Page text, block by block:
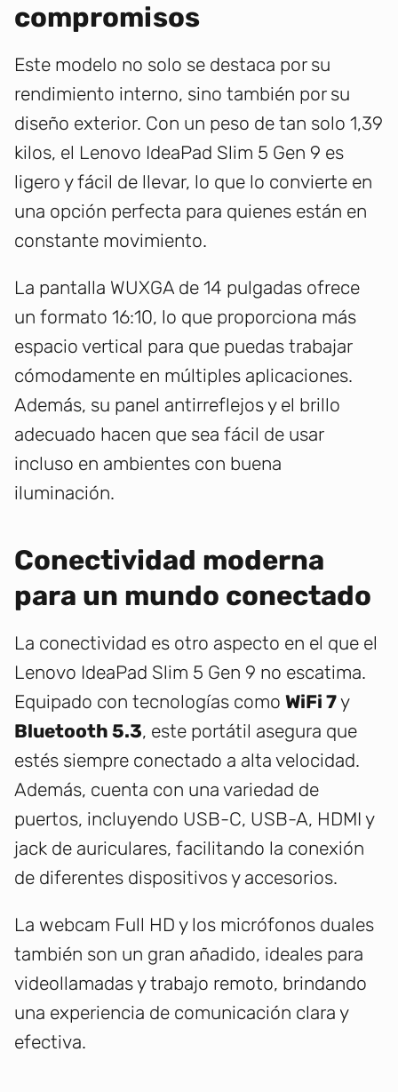
compromisos
Este modelo no solo se destaca por su
rendimiento interno, sino también por su
diseño exterior. Con un peso de tan solo 1,39
kilos, el Lenovo IdeaPad Slim 5 Gen 9 es
ligero y fácil de llevar, lo que lo convierte en
una opción perfecta para quienes están en
constante movimiento.
La pantalla WUXGA de 14 pulgadas ofrece
un formato 16:10, lo que proporciona más
espacio vertical para que puedas trabajar
cómodamente en múltiples aplicaciones.
Además, su panel antirreflejos y el brillo
adecuado hacen que sea fácil de usar
incluso en ambientes con buena
iluminación.
Conectividad moderna
para un mundo conectado
La conectividad es otro aspecto en el que el
Lenovo IdeaPad Slim 5 Gen 9 no escatima.
Equipado con tecnologías como WiFi 7y
Bluetooth 5.3, este portátil asegura que
estés siempre conectado a alta velocidad.
Además, cuenta con una variedad de
puertos, incluyendo USB-C, USB-A, HDMI y
jack de auriculares, facilitando la conexión
de diferentes dispositivos y accesorios.
La webcam Full HD y los micrófonos duales
también son un gran añadido, ideales para
videollamadas y trabajo remoto, brindando
una experiencia de comunicación clara y
efectiva.